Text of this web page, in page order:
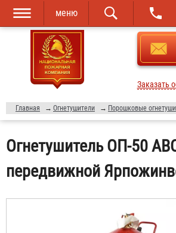
Перейти к
основному
содержанию
Skip to
navigation
меню
Заказать
Главная → Огнетушители → Порошковые
Огнетушитель ОП-50
передвижной